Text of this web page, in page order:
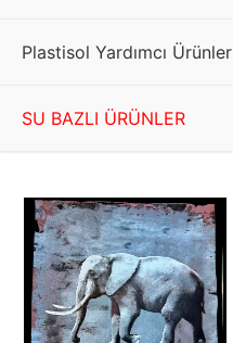
Plastisol Yardımcı Ürünler
SU BAZLI ÜRÜNLER